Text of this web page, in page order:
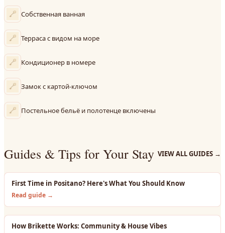
Собственная ванная
Терраса с видом на море
Кондиционер в номере
Замок с картой-ключом
Постельное бельё и полотенце включены
Guides & Tips for Your Stay VIEW ALL GUIDES →
First Time in Positano? Here's What You Should Know
Read guide →
How Brikette Works: Community & House Vibes